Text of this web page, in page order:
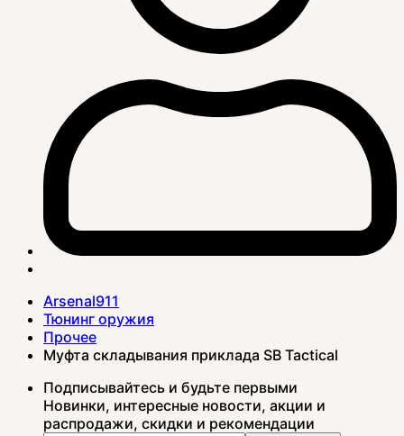
Arsenal911
Тюнинг оружия
Прочее
Муфта складывания приклада SB Tactical
Подписывайтесь и будьте первыми
Новинки, интересные новости, акции и
распродажи, скидки и рекомендации